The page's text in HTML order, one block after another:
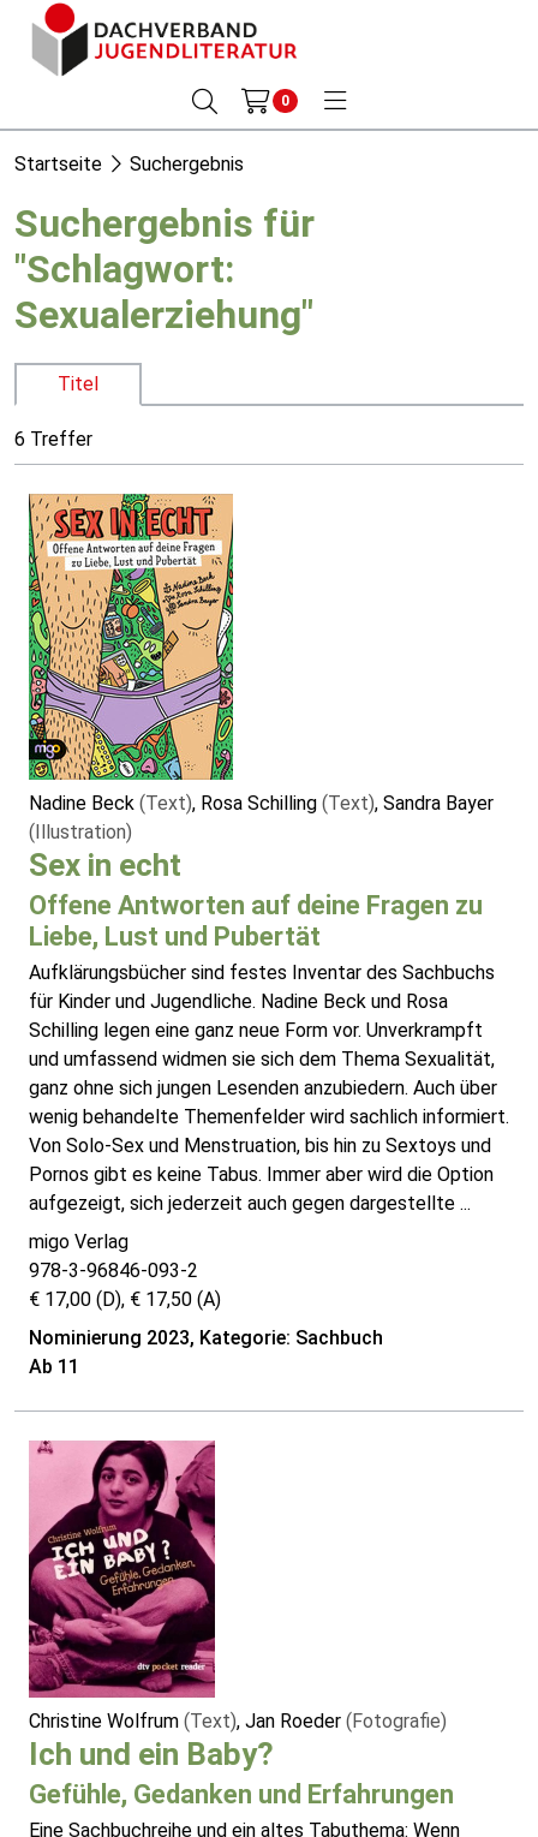
0
Startseite Suchergebnis
Suchergebnis für
"Schlagwort:
Sexualerziehung"
Titel
6 Treffer
Nadine Beck (Text), Rosa Schilling (Text), Sandra Bayer
(Illustration)
Sex in echt
Offene Antworten auf deine Fragen zu
Liebe, Lust und Pubertät
Aufklärungsbücher sind festes Inventar des Sachbuchs
für Kinder und Jugendliche. Nadine Beck und Rosa
Schilling legen eine ganz neue Form vor. Unverkrampft
und umfassend widmen sie sich dem Thema Sexualität,
ganz ohne sich jungen Lesenden anzubiedern. Auch über
wenig behandelte Themenfelder wird sachlich informiert.
Von Solo-Sex und Menstruation, bis hin zu Sextoys und
Pornos gibt es keine Tabus. Immer aber wird die Option
aufgezeigt, sich jederzeit auch gegen dargestellte ...
migo Verlag
978-3-96846-093-2
€ 17,00 (D), € 17,50 (A)
Nominierung 2023, Kategorie: Sachbuch
Ab 11
Christine Wolfrum (Text), Jan Roeder (Fotografie)
Ich und ein Baby?
Gefühle, Gedanken und Erfahrungen
Eine Sachbuchreihe und ein altes Tabuthema: Wenn